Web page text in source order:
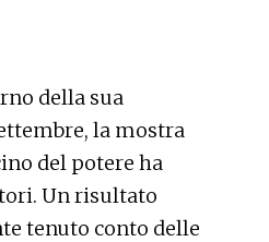
della sua
la mostra
del potere ha
Un risultato
tenuto conto delle